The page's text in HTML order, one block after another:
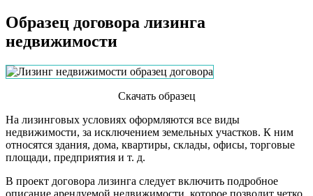
Образец договора лизинга
недвижимости
Скачать образец
На лизинговых условиях оформляются все виды
недвижимости, за исключением земельных участков. К ним
относятся здания, дома, квартиры, склады, офисы, торговые
площади, предприятия и т. д.
В проект договора лизинга следует включить подробное
описание арендуемой недвижимости, которое позволит четко